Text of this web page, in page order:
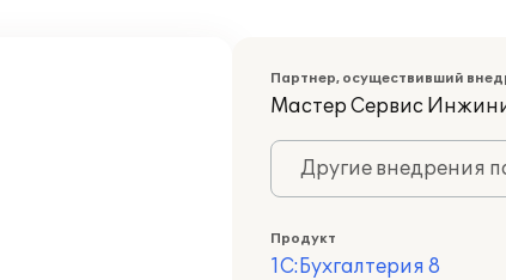
Партнер, осуществивший
Мастер Сервис
Другие внедрения
Продукт
1С:Бухгалтерия 8